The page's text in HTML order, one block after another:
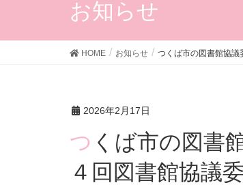
お知らせ
HOME お知らせ つくば市の図書館協
2026年2月17日
つくば市の図書館協議委員として「令和７年度 第
４回図書館協議